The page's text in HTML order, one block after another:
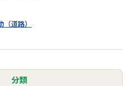
道路）
分類